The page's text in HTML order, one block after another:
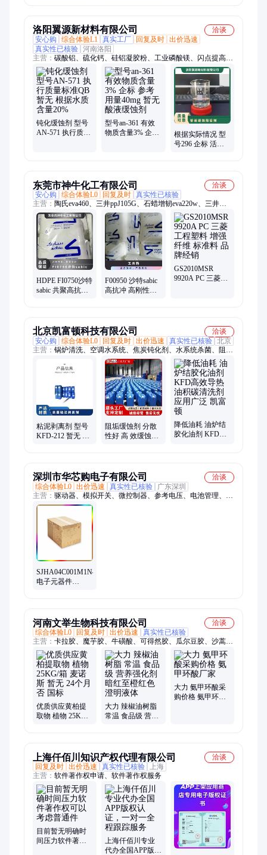
洛阳翼源新材料有限公司
洽谈
安心购
综合体验L1 真实工厂 回复及时 出价迅速
真实性已核验 河南洛阳
主营： 碳酸铝、硫化钙、硅铝凝胶粉、工业磷酸镁、闪点提高
剂、表面活性剂、耐火材料、水处理原材料
钝化缓蚀剂 型号
AN-571 执行质量
型号an-361 有效
物质含量3% 企标
根据实际情况 型
号296 企标 活性
东莞市神牛化工有限公司
洽谈
安心购
综合体验L0 回复及时 真实性已核验
主营： 陶氏eva460、三井ppJ105G、石蜡增韧eva220w、三井
eva260、热熔级eva250、普瑞曼ppj105g
HDPE FI0750沙特
sabic 共聚高抗冲
F00950 沙特sabic
高抗冲 高刚性
GS2010MSR
9920A PC 三菱工
北京凯富顿科技有限公司
洽谈
安心购
综合体验L0 回复及时 出价迅速 真实性已核验 北京
主营： 锅炉清洗、空调水系统、焦炭钝化剂、水系统杀菌、阻垢
分散剂、洗涤高温水、粉尘抑制剂、脱硫增效剂、在线清洗剂、
氧化除藻剂、杀菌灭藻剂、水系统管道、无二氧化氯、空调冷凝
器、金属表面油污、清除附着藻类、烟气湿法脱硫、高电导反渗
透、通风系统清洗、空调风机盘管、导热油炉清洗、玻璃鳞片胶
泥、烟气脱硫脱硝、锅炉除垢除锈、填料水垢清洗
粘泥剥离剂 型号
KFD-212 暂无 PH
阻垢缓蚀剂 分散
性好 高 效缓蚀阻
降低油耗 油炉结
胶化油剂 KFD高
深圳市华芯购电子有限公司
洽谈
综合体验L0 出价迅速 真实性已核验
广东深圳
主营： 驱动器、模拟开关、微控制器、参考电压、电池管理、视
频开关ic、仪表放大器、音频放大器、开关稳压器、数字隔离
器、精密放大器、运算放大器、点火控制器、开关控制器、可编
程门阵列、接口集成电路、电容电阻
SJHA04C001M1N46
电子元器件
河南文举生物科技有限公司
洽谈
综合体验L0
回复及时 出价迅速
真实性已核验
主营： 卡拉胶、魔芋胶、牛磺酸、可得然胶、瓜尔豆胶、沙蒿子
胶、海藻酸钠、纳他酶素、食用明胶、聚丙烯酸钠、甲基纤维
素、酪蛋白酸钠、普鲁兰多糖、乳酸链球菌素、食品级黄原胶
优质供应黄柏提
取物 植物 25KG/
大力 辣椒油树脂
常温 食品级 营养
大力 氨甲环酸采
购价格 氨甲环酸
上海仟佰川知识产权代理有限公司
洽谈
回复及时 出价迅速 真实性已核验
上海
主营： 软件著作权申请、软件著作权服务
目前暂无明确时
间压力软件著作
上海仟佰川专业
代办全国APP版权